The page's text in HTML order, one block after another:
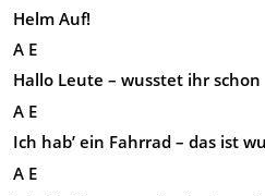
Helm Auf!
A E
Hallo Leute – wusstet ihr schon
A E
Ich hab’ ein Fahrrad – das ist
A E